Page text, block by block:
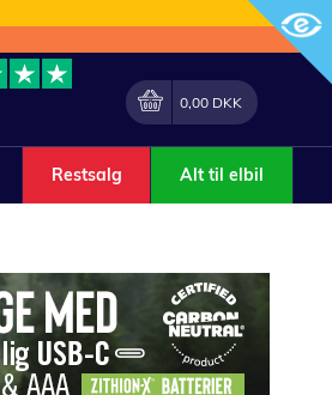
Min indkøbskurv
0,00 DKK
Restsalg Alt til elbil